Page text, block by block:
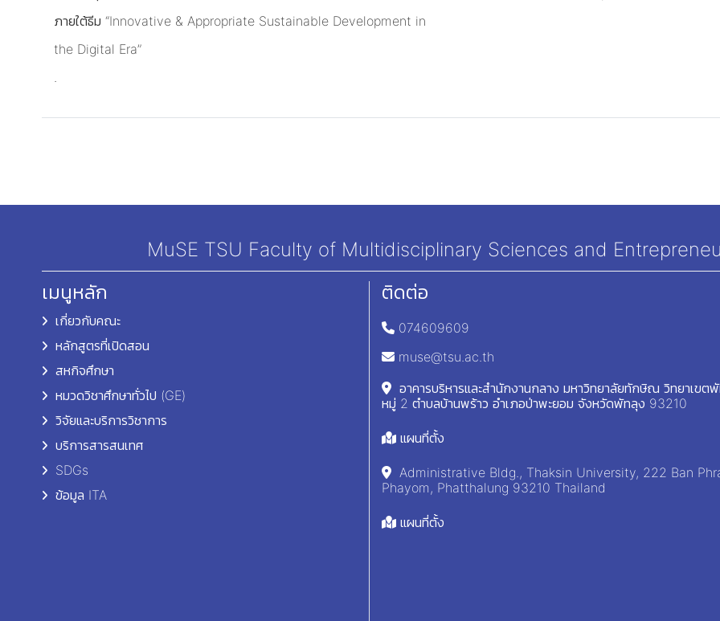
ภายใต้ธีม “Innovative & Appropriate Sustainable Development in
the Digital Era”
.
MuSE TSU Faculty of Multidisciplinary Sciences and
เมนูหลัก
เกี่ยวกับคณะ
หลักสูตรที่เปิดสอน
สหกิจศึกษา
หมวดวิชาศึกษาทั่วไป (GE)
วิจัยและบริการวิชาการ
บริการสารสนเทศ
SDGs
ข้อมูล ITA
ติดต่อ
074609609
muse@tsu.ac.th
อาคารบริหารและสำนักงานกลาง มหาวิทยาลัยทักษิณ วิทยาเข
หมู่ 2 ตำบลบ้านพร้าว อำเภอป่าพะยอม จังหวัดพัทลุง 93210
แผนที่ตั้ง
Administrative Bldg., Thaksin University, 222 Ban
Phayom, Phatthalung 93210 Thailand
แผนที่ตั้ง